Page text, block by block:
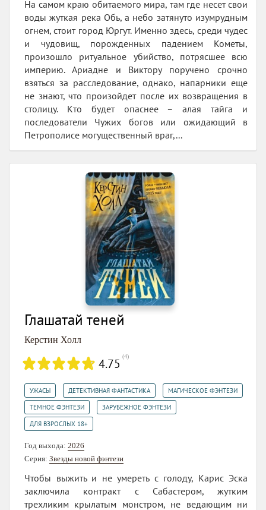
На самом краю обитаемого мира, там где несет свои
воды жуткая река Обь, а небо затянуто изумрудным
огнем, стоит город Юргут. Именно здесь, среди чудес
и чудовищ, порожденных падением Кометы,
произошло ритуальное убийство, потрясшее всю
империю. Ариадне и Виктору поручено срочно
взяться за расследование, однако, напарники еще
не знают, что произойдет после их возвращения в
столицу. Кто будет опаснее – алая тайга и
последователи Чужих богов или ожидающий в
Петрополисе могущественный враг,...
Глашатай теней
Керстин Холл
4.75 (4)
УЖАСЫ ДЕТЕКТИВНАЯ ФАНТАСТИКА МАГИЧЕСКОЕ ФЭНТЕЗИ
ТЕМНОЕ ФЭНТЕЗИ ЗАРУБЕЖНОЕ ФЭНТЕЗИ
ДЛЯ ВЗРОСЛЫХ 18+
Год выхода: 2026
Серия: Звезды новой фэнтези
Чтобы выжить и не умереть с голоду, Карис Эска
заключила контракт с Сабастером, жутким
трехликим крылатым монстром, не ведающим ни